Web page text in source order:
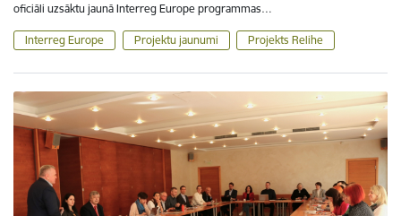
oficiāli uzsāktu jaunā Interreg Europe programmas…
Interreg Europe Projektu jaunumi Projekts Relihe